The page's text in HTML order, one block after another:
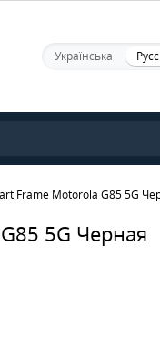
Українська
Frame Motorola G85 5G
5G Черная